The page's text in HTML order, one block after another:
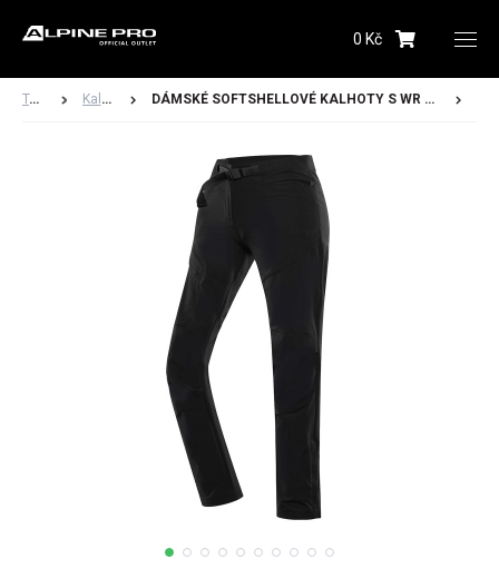
0 Kč
Textil Kalhoty DÁMSKÉ SOFTSHELLOVÉ KALHOTY S WR ÚPRAVOU AKANA
Upozornění budeme zasílat na Vámi registrovanou
Hlídacího psa můžete kdykoliv zrušit ve svémprofilu